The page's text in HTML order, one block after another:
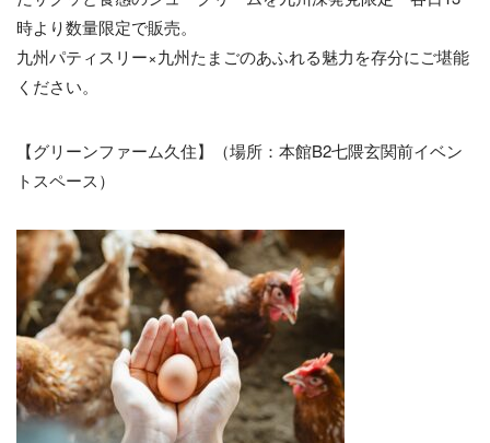
時より数量限定で販売。
九州パティスリー×九州たまごのあふれる魅力を存分にご堪能
ください。
【グリーンファーム久住】（場所：本館B2七隈玄関前イベン
トスペース）